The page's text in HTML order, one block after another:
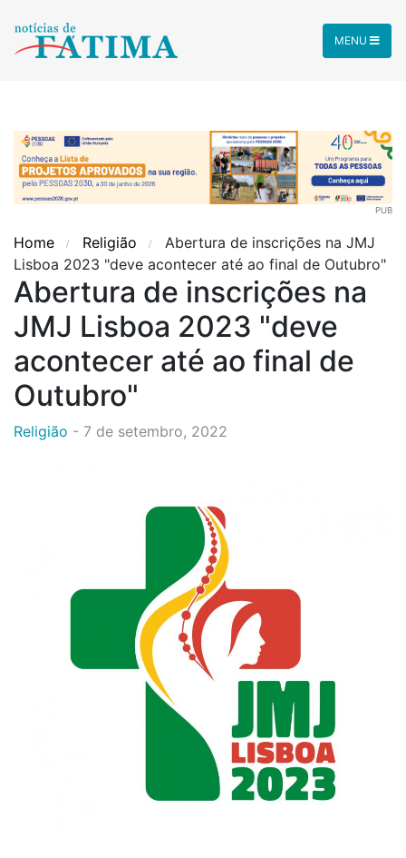
MENU
PUB
Home Religião
Abertura de inscrições na JMJ
Lisboa 2023 "deve acontecer até ao final de Outubro"
Abertura de inscrições na
JMJ Lisboa 2023 "deve
acontecer até ao final de
Outubro"
Religião - 7 de setembro, 2022